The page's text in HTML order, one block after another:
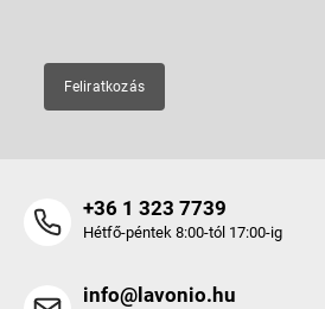
Feliratkozás
+36 1 323 7739
Hétfő-péntek 8:00-tól 17:00-ig
info@lavonio.hu